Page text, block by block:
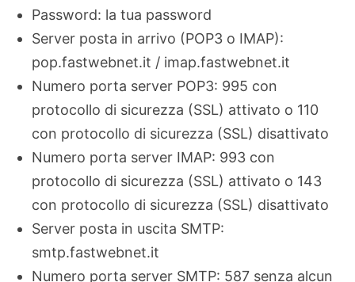
Password: la tua password
Server posta in arrivo (POP3 o IMAP):
pop.fastwebnet.it / imap.fastwebnet.it
Numero porta server POP3: 995 con
protocollo di sicurezza (SSL) attivato o 110
con protocollo di sicurezza (SSL) disattivato
Numero porta server IMAP: 993 con
protocollo di sicurezza (SSL) attivato o 143
con protocollo di sicurezza (SSL) disattivato
Server posta in uscita SMTP:
smtp.fastwebnet.it
Numero porta server SMTP: 587 senza alcun